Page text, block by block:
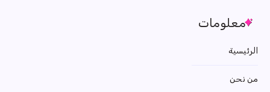
معلومات
الرئيسية
من نحن